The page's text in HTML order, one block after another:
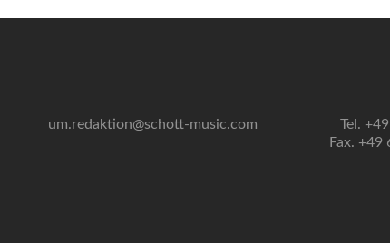
um.redaktion@schott-music.com
Tel.
Fax.